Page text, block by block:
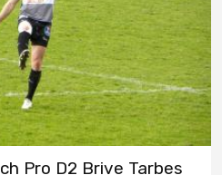
Pro D2 Brive Tarbes